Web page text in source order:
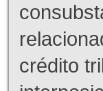
crédito